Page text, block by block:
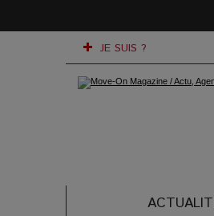
JE SUIS ?